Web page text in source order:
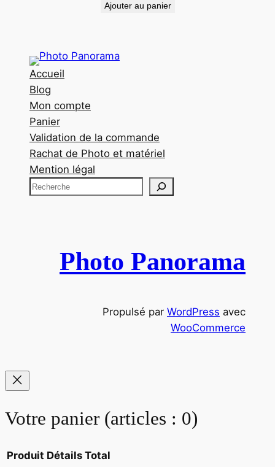
Ajouter au panier
Accueil
Blog
Mon compte
Panier
Validation de la commande
Rachat de Photo et matériel
Mention légal
R
Photo Panorama
Propulsé par WordPress avec
WooCommerce
Votre panier (articles : 0)
Produit Détails Total